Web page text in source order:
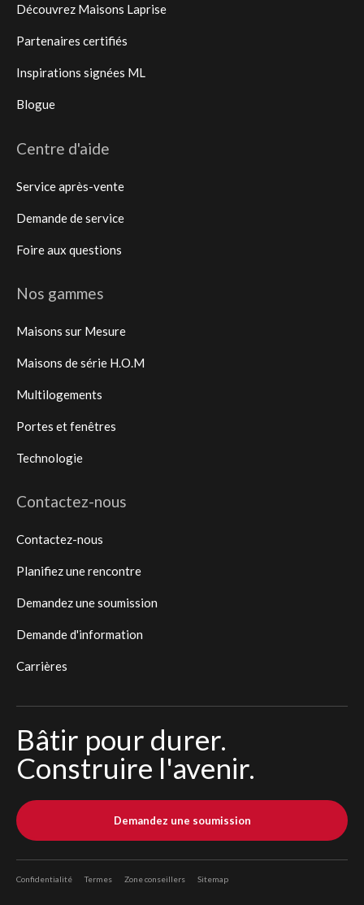
Découvrez Maisons Laprise
Partenaires certifiés
Inspirations signées ML
Blogue
Centre d'aide
Service après-vente
Demande de service
Foire aux questions
Nos gammes
Maisons sur Mesure
Maisons de série H.O.M
Multilogements
Portes et fenêtres
Technologie
Contactez-nous
Contactez-nous
Planifiez une rencontre
Demandez une soumission
Demande d'information
Carrières
Bâtir pour durer.
Construire l'avenir.
Demandez une soumission
Confidentialité Termes Zone conseillers Sitemap